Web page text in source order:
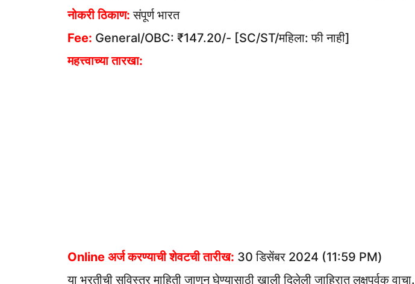
नोकरी ठिकाण: संपूर्ण भारत
Fee: General/OBC: ₹147.20/- [SC/ST/महिला: फी नाही]
महत्त्वाच्या तारखा:
Online अर्ज करण्याची शेवटची तारीख: 30 डिसेंबर 2024 (11:59 PM)
या भरतीची सविस्तर माहिती जाणुन घेण्यासाठी खाली दिलेली जाहिरात लक्षपूर्वक वाचा.